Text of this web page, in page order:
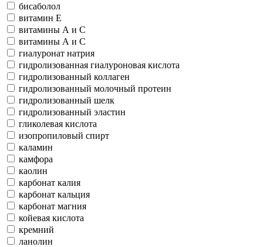
бисаболол
витамин Е
витамины А и С
витамины А и С
гиалуронат натрия
гидролизованная гиалуроновая кислота
гидролизованный коллаген
гидролизованный молочный протеин
гидролизованный шелк
гидролизованный эластин
гликолевая кислота
изопропиловый спирт
каламин
камфора
каолин
карбонат калия
карбонат кальция
карбонат магния
койевая кислота
кремний
ланолин